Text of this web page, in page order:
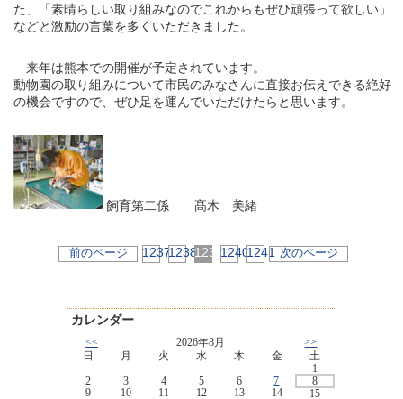
た」「素晴らしい取り組みなのでこれからもぜひ頑張って欲しい」
などと激励の言葉を多くいただきました。
来年は熊本での開催が予定されています。
動物園の取り組みについて市民のみなさんに直接お伝えできる絶好
の機会ですので、ぜひ足を運んでいただけたらと思います。
飼育第二係 髙木 美緒
前のページ 12371238123912401241 次のページ
カレンダー
<< 2026年8月
>>
日
月 火 水 木 金
土
1
2
3 4 5 6 7
8
9
10 11 12 13 14
15